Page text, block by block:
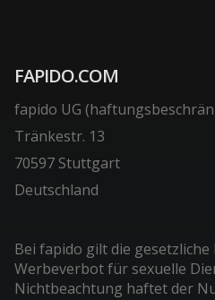
FAPIDO.COM
fapido UG
Tränkestr. 13
70597 Stuttgart
Deutschland
Bei fapido gilt die
Werbeverbot für sexuelle
Nichtbeachtung haftet der